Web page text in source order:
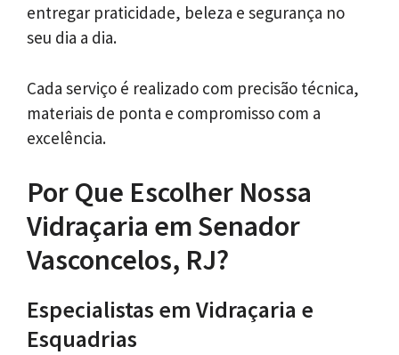
entregar praticidade, beleza e segurança no
seu dia a dia.
Cada serviço é realizado com precisão técnica,
materiais de ponta e compromisso com a
excelência.
Por Que Escolher Nossa
Vidraçaria em Senador
Vasconcelos, RJ?
Especialistas em Vidraçaria e
Esquadrias